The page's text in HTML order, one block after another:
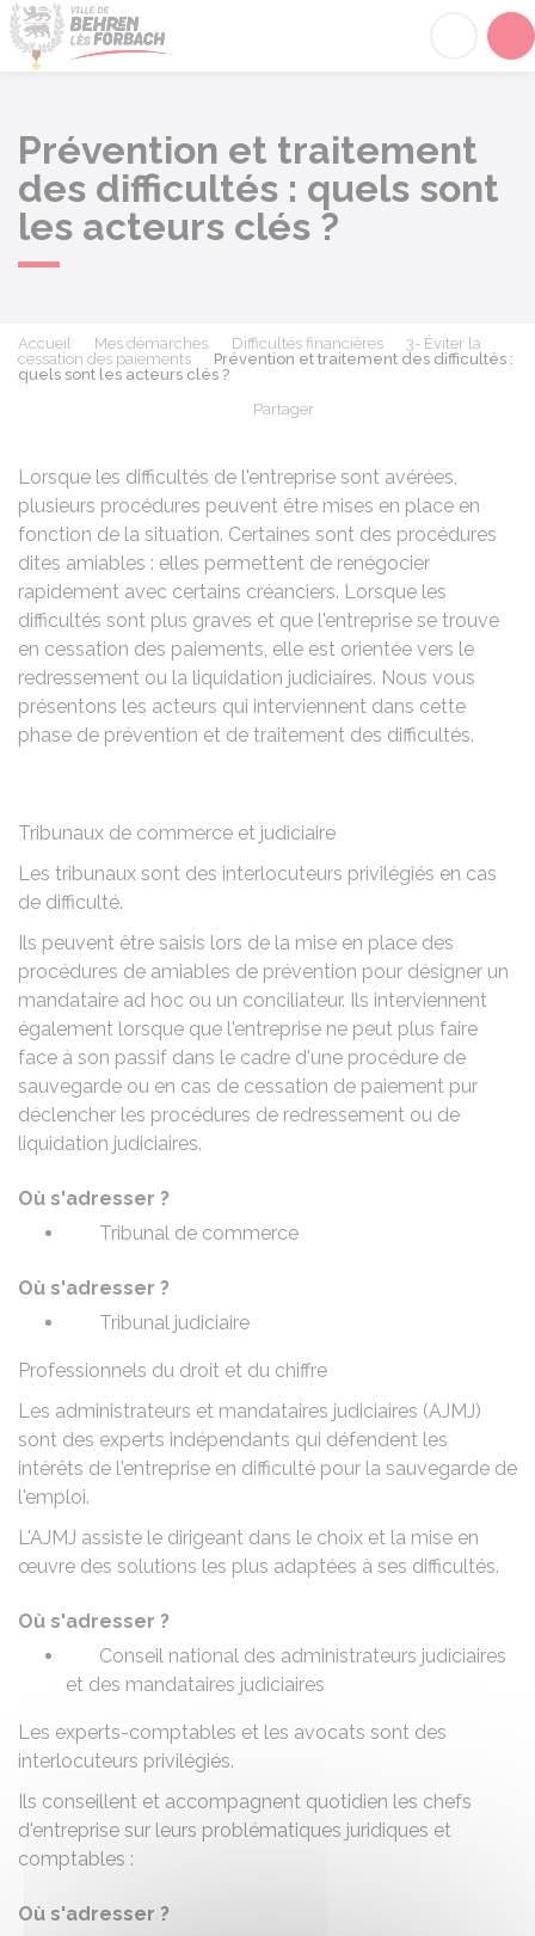
Prévention et traitement
des difficultés : quels sont
les acteurs clés ?
Accueil Mes démarches Difficultés financières
3- Éviter la
cessation des paiements
Prévention et traitement des difficultés :
quels sont les acteurs clés ?
Partager
Lorsque les difficultés de l'entreprise sont avérées,
plusieurs procédures peuvent être mises en place en
fonction de la situation. Certaines sont des procédures
dites amiables : elles permettent de renégocier
rapidement avec certains créanciers. Lorsque les
difficultés sont plus graves et que l'entreprise se trouve
en cessation des paiements, elle est orientée vers le
redressement ou la liquidation judiciaires. Nous vous
présentons les acteurs qui interviennent dans cette
phase de prévention et de traitement des difficultés.
Tribunaux de commerce et judiciaire
Les tribunaux sont des interlocuteurs privilégiés en cas
de difficulté.
Ils peuvent être saisis lors de la mise en place des
procédures de amiables de prévention pour désigner un
mandataire ad hoc ou un conciliateur. Ils interviennent
également lorsque que l'entreprise ne peut plus faire
face à son passif dans le cadre d'une procédure de
sauvegarde ou en cas de cessation de paiement pur
déclencher les procédures de redressement ou de
liquidation judiciaires.
Où s'adresser ?
Tribunal de commerce
Où s'adresser ?
Tribunal judiciaire
Professionnels du droit et du chiffre
Les administrateurs et mandataires judiciaires (AJMJ)
sont des experts indépendants qui défendent les
intérêts de l'entreprise en difficulté pour la sauvegarde de
l'emploi.
L'AJMJ assiste le dirigeant dans le choix et la mise en
œuvre des solutions les plus adaptées à ses difficultés.
Où s'adresser ?
Conseil national des administrateurs judiciaires
et des mandataires judiciaires
Les experts-comptables et les avocats sont des
interlocuteurs privilégiés.
Ils conseillent et accompagnent quotidien les chefs
d'entreprise sur leurs problématiques juridiques et
comptables :
Où s'adresser ?